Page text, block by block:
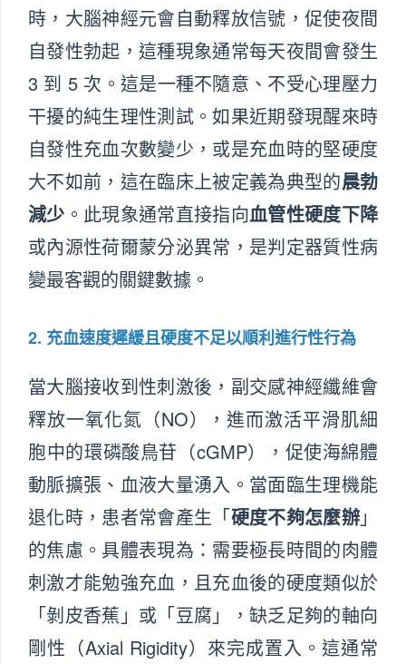
時，大腦神經元會自動釋放信號，促使夜間
自發性勃起，這種現象通常每天夜間會發生
3 到 5 次。這是一種不隨意、不受心理壓力
干擾的純生理性測試。如果近期發現醒來時
自發性充血次數變少，或是充血時的堅硬度
大不如前，這在臨床上被定義為典型的晨勃
減少 。此現象通常直接指向血管性硬度下降
或內源性荷爾蒙分泌異常，是判定器質性病
變最客觀的關鍵數據。
2. 充血速度遲緩且硬度不足以順利進行性行為
當大腦接收到性刺激後，副交感神經纖維會
釋放一氧化氮（NO），進而激活平滑肌細
胞中的環磷酸鳥苷（cGMP），促使海綿體
動脈擴張、血液大量湧入。當面臨生理機能
退化時，患者常會產生「硬度不夠怎麼辦」
的焦慮。具體表現為：需要極長時間的肉體
刺激才能勉強充血，且充血後的硬度類似於
「剝皮香蕉」或「豆腐」，缺乏足夠的軸向
剛性（Axial Rigidity）來完成置入。這通常